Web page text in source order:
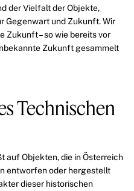
der Vielfalt der Objekte,
Gegenwart und Zukunft. Wir
Zukunft – so wie bereits vor
Zukunft gesammelt
Technischen
auf Objekten, die in Österreich
entworfen oder hergestellt
dieser historischen